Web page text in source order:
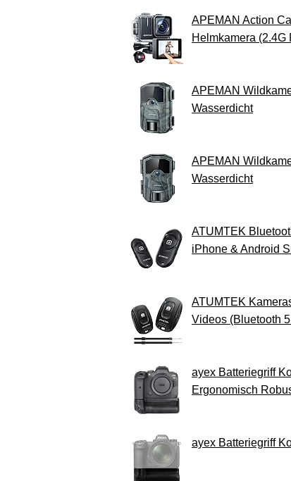
APEMAN Action
Helmkamera
APEMAN
Wasserdicht
APEMAN
Wasserdicht
ATUMTEK
iPhone & Android
ATUMTEK
Videos (Bluetooth
ayex Batteriegriff
Ergonomisch
ayex Batteriegriff